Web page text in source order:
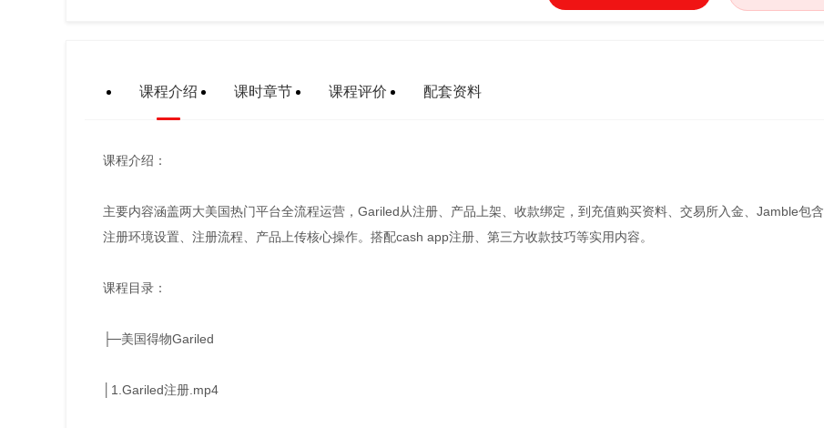
课程介绍 课时章节 课程评价 配套资料
课程介绍：
主要内容涵盖两大美国热门平台全流程运营，Gariled从注册、产品上架、收款绑定，到充值购买资料、交易所入金、Jamble包含
注册环境设置、注册流程、产品上传核心操作。搭配cash app注册、第三方收款技巧等实用内容。
课程目录：
├─美国得物Gariled
│1.Gariled注册.mp4